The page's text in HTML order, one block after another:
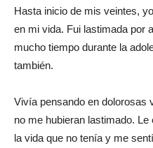
Hasta inicio de mis veintes,
en mi vida. Fui lastimada por
mucho tiempo durante la
también.
Vivía pensando en dolorosas
no me hubieran lastimado.
la vida que no tenía y me